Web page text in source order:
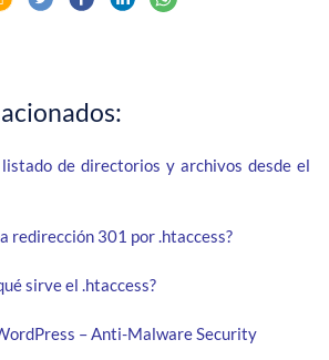
de directorios y archivos desde el
redirección 301 por .htaccess?
sirve el .htaccess?
– Anti-Malware Security